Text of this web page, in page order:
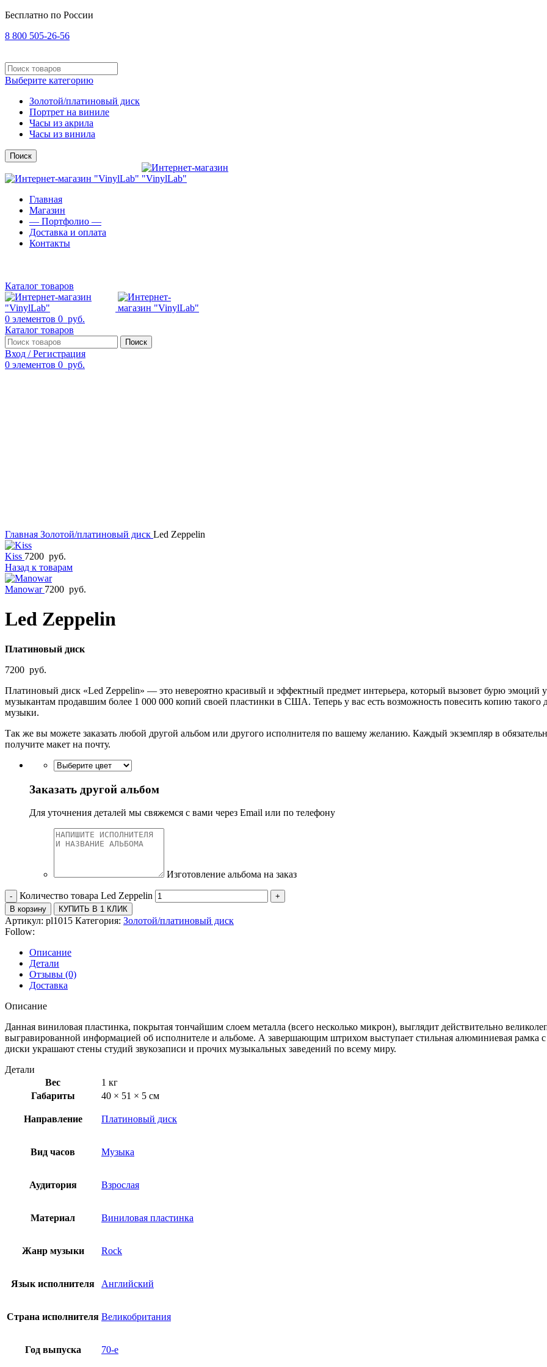
Бесплатно по России
8 800 505-26-56
Выберите категорию
Золотой/платиновый диск
Портрет на виниле
Часы из акрила
Часы из винила
Поиск
Главная
Магазин
— Портфолио —
Доставка и оплата
Контакты
Каталог товаров
0 элементов 0 руб.
Каталог товаров
Поиск
Вход / Регистрация
0 элементов 0 руб.
Главная Золотой/платиновый диск Led Zeppelin
Kiss 7200 руб.
Назад к товарам
Manowar 7200 руб.
Led Zeppelin
Платиновый диск
7200 руб.
Платиновый диск «Led Zeppelin» — это невероятно красивый и эффектный предмет интерьера, который вызовет бурю эмоций
музыкантам продавшим более 1 000 000 копий своей пластинки в США. Теперь у вас есть возможность повесить копию
музыки.
Так же вы можете заказать любой другой альбом или другого исполнителя по вашему желанию. Каждый экземпляр в
получите макет на почту.
Заказать другой альбом
Для уточнения деталей мы свяжемся с вами через Email или по телефону
Изготовление альбома на заказ
Количество товара Led Zeppelin
В корзину КУПИТЬ В 1 КЛИК
Артикул: pl1015 Категория: Золотой/платиновый диск
Follow:
Описание
Детали
Отзывы (0)
Доставка
Описание
Данная виниловая пластинка, покрытая тончайшим слоем металла (всего несколько микрон), выглядит действительно
выгравированной информацией об исполнителе и альбоме. А завершающим штрихом выступает стильная алюминиевая рамка
диски украшают стены студий звукозаписи и прочих музыкальных заведений по всему миру.
Детали
Вес
1 кг
Габариты
40 × 51 × 5 см
Направление Платиновый диск
Вид часов Музыка
Аудитория Взрослая
Материал Виниловая пластинка
Жанр музыки Rock
Язык исполнителя Английский
Страна исполнителя Великобритания
Год выпуска 70-е